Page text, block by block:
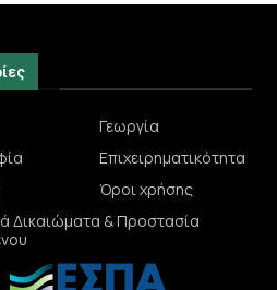
Γεωργία
Επιχειρηματικότητα
Όροι χρήσης
Δικαιώματα & Προστασία